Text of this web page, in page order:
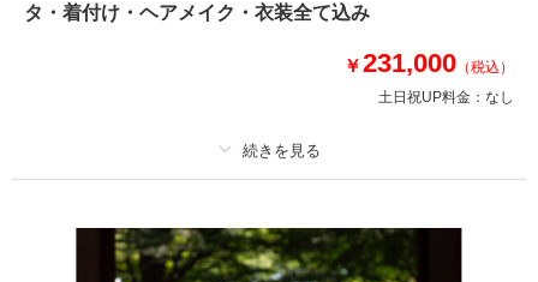
⚫︎納期：約3週間
撮影日：2026年3月9日
撮影場所：鎌倉・妙本寺 （神奈川）
タ・着付け・ヘアメイク・衣装全て込み
￥231,000 （税込）
土日祝UP料金： なし
撮影料 新婦衣装1着 新郎衣装1着
着付け ヘアメイク 小物一式